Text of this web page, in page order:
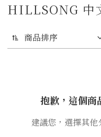
HILLSONG 中
商品排序
抱歉，這個商
建議您，選擇其